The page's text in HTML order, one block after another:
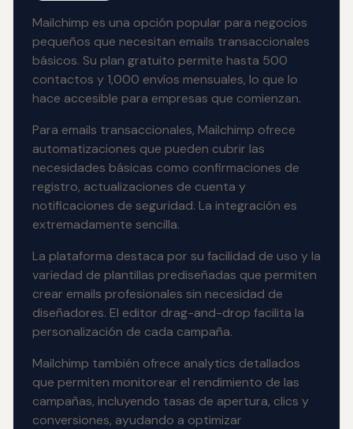
Mailchimp es una opción popular para negocios
pequeños que necesitan emails transaccionales
básicos. Su plan gratuito permite hasta 500
contactos y 1,000 envíos mensuales, lo que lo
hace accesible para empresas que comienzan.
Para emails transaccionales, Mailchimp ofrece
automatizaciones que pueden cubrir las
necesidades básicas como confirmaciones de
registro, actualizaciones de cuenta y
notificaciones de seguridad. La integración es
extremadamente sencilla.
La plataforma destaca por su facilidad de uso y la
variedad de plantillas prediseñadas que permiten
crear emails profesionales sin necesidad de
diseñadores. El editor drag-and-drop facilita la
personalización de cada campaña.
Mailchimp también ofrece analytics detallados
que permiten monitorear el rendimiento de las
campañas, incluyendo tasas de apertura, clics y
conversiones, ayudando a optimizar